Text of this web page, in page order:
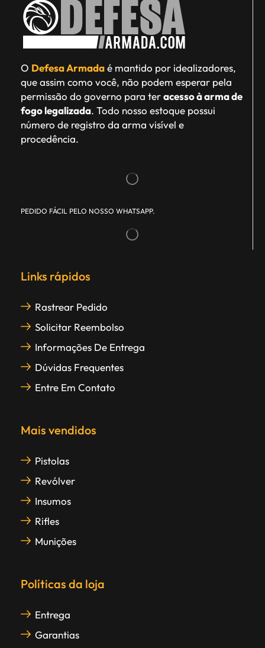
O Defesa Armadaé mantido por idealizadores,
que assim como você, não podem esperar pela
permissão do governo para teracesso à arma de
fogo legalizada. Todo nosso estoque possui
número de registro da arma visível e
procedência.
PEDIDO FÁCIL PELO NOSSO WHATSAPP.
Links rápidos
Rastrear Pedido
Solicitar Reembolso
Informações De Entrega
Dúvidas Frequentes
Entre Em Contato
Mais vendidos
Pistolas
Revólver
Insumos
Rifles
Munições
Políticas da loja
Entrega
Garantias